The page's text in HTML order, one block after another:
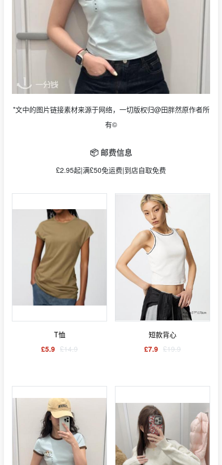
*文中的图片链接素材来源于网络，一切版权归@田胖然原作者所
有©
📦 邮费信息
£2.95起|满£50免运费|到店自取免费
T恤
£5.9 £14.9
短款背心
£7.9 £19.9